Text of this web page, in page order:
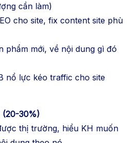
cần làm)
cho site, fix content site phù
phẩm mới, về nội dung gì đó
nổ lực kéo traffic cho site
(20-30%)
thị trường, hiểu KH muốn